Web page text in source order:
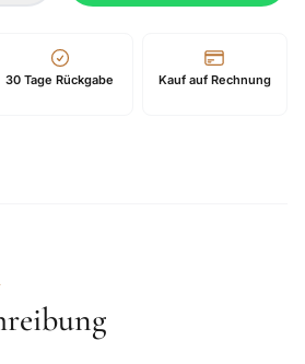
30 Tage Rückgabe Kauf auf Rechnung